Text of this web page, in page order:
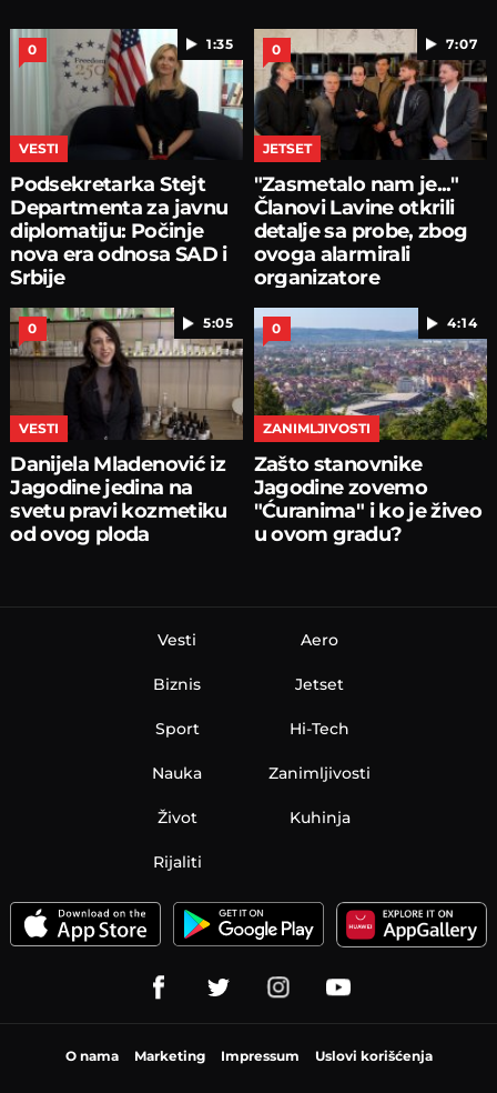
1:35
0
VESTI
Podsekretarka Stejt
Departmenta za javnu
diplomatiju: Počinje
nova era odnosa SAD i
Srbije
7:07
0
JETSET
"Zasmetalo nam je..."
Članovi Lavine otkrili
detalje sa probe, zbog
ovoga alarmirali
organizatore
5:05
0
VESTI
Danijela Mladenović iz
Jagodine jedina na
svetu pravi kozmetiku
od ovog ploda
4:14
0
ZANIMLJIVOSTI
Zašto stanovnike
Jagodine zovemo
"Ćuranima" i ko je živeo
u ovom gradu?
Vesti
Biznis
Sport
Nauka
Aero
Jetset
Hi-Tech
Zanimljivosti
Život Kuhinja
Rijaliti
O nama Marketing Impressum Uslovi korišćenja